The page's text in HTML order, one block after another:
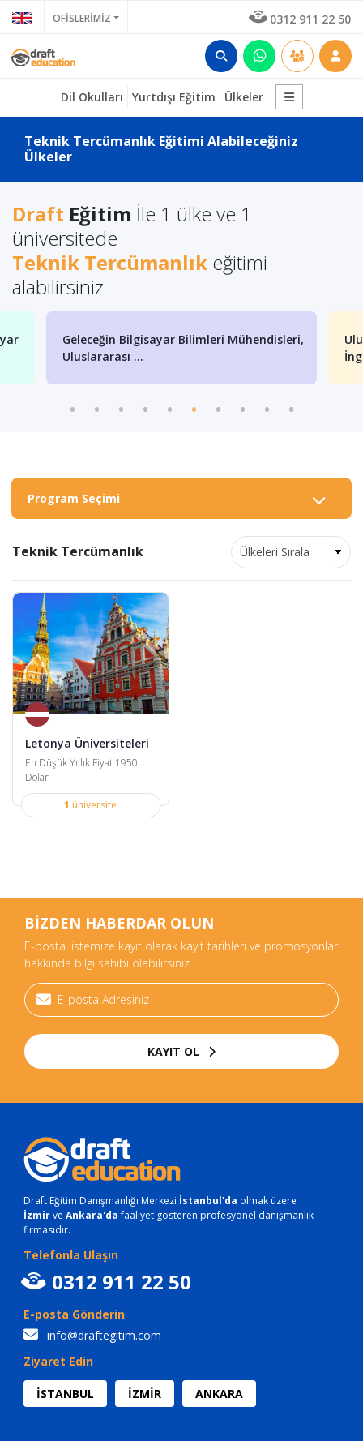
OFİSLERİMİZ 0312 911 22 50
Dil Okulları Yurtdışı Eğitim Ülkeler
Teknik Tercümanlık Eğitimi Alabileceğiniz
Ülkeler
Draft Eğitim İle 1 ülke ve 1
üniversitede
Teknik Tercümanlık eğitimi
alabilirsiniz
Geleceğin Bilgisayar Bilimleri Mühendisleri,
Uluslararası ...
Program Seçimi
Teknik Tercümanlık
Letonya Üniversiteleri
En Düşük Yıllık Fiyat 1950
Dolar
1 üniversite
BİZDEN HABERDAR OLUN
E-posta listemize kayıt olarak kayıt tarihleri ve promosyonlar
hakkında bilgi sahibi olabilirsiniz.
KAYIT OL
Draft Eğitim Danışmanlığı Merkezi İstanbul'da olmak üzere
İzmirve Ankara'dafaaliyet gösteren profesyonel danışmanlık
firmasıdır.
Telefonla Ulaşın
0312 911 22 50
E-posta Gönderin
info@draftegitim.com
Ziyaret Edin
İSTANBUL İZMİR ANKARA